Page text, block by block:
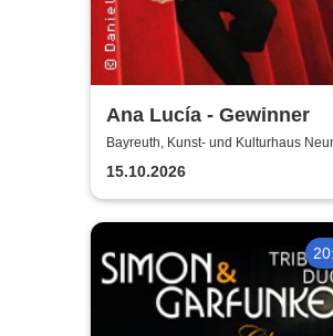
Ana Lucía - Gewinner
Bayreuth, Kunst- und Kulturhaus
15.10.2026